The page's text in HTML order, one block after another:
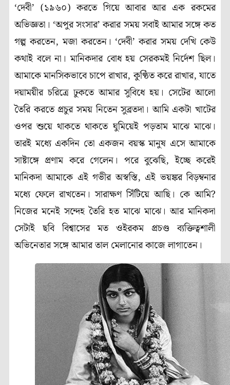
‘দেবী’ (১৯৬০) করতে গিয়ে আবার আর এক রকমের
অভিজ্ঞতা। ‘অপুর সংসার’করার সময় সবাই আমার সঙ্গে কত
গল্প করতেন,মজা করতেন। ‘দেবী’করার সময় দেখি কেউ
কথাই বলে না। মানিকদার বোধ হয় সেরকমই নির্দেশ ছিল।
আমাকে মানসিকভাবে চাপে রাখার,কুণ্ঠিত করে রাখার,যাতে
দয়াময়ীর চরিত্রে ঢুকতে আমার সুবিধে হয়। সেটের আলো
তৈরি করতে প্রচুর সময় নিতেন সুব্রতদা। আমি একটা খাটের
ওপর শুয়ে থাকতে থাকতে ঘুমিয়েই পড়তাম মাঝে মাঝে।
তারই মধ্যে একদিন তো একজন বয়স্ক মানুষ এসে আমাকে
সাষ্টাঙ্গে প্রণাম করে গেলেন। পরে বুঝেছি,ইচ্ছে করেই
মানিকদা আমাকে এই গভীর অস্বস্তি, এই ভয়ঙ্কর বিড়ম্বনার
মধ্যে ফেলে রাখতেন। সারাক্ষণ সিঁটিয়ে আছি। কে আমি?
নিজের মনেই সন্দেহ তৈরি হত মাঝে মাঝে। আর মানিকদা
সেটাই ছবি বিশ্বাসের মত ওইরকম প্রচণ্ড ব্যক্তিত্বশালী
অভিনেতার সঙ্গে আমার তাল মেলানোর কাজে লাগাতেন।